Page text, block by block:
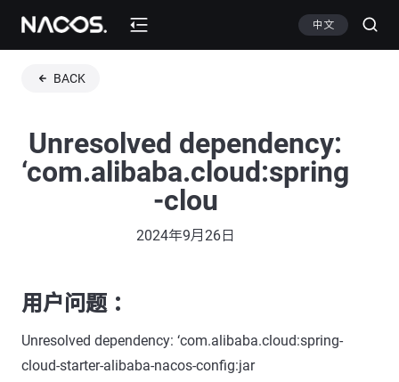
中文
BACK
Unresolved dependency:
‘com.alibaba.cloud:spring
-clou
2024年9月26日
用户问题 ：
Unresolved dependency: ‘com.alibaba.cloud:spring-
cloud-starter-alibaba-nacos-config:jar